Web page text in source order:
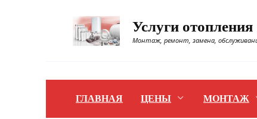
Услуги
Монтаж, ремонт, замена,
ГЛАВНАЯ ЦЕНЫ МОНТАЖ